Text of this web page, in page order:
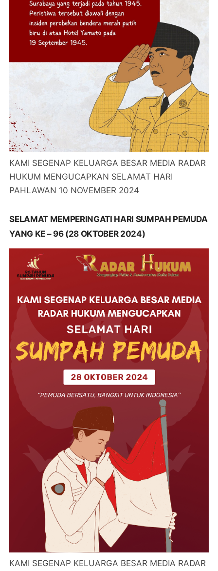
KAMI SEGENAP KELUARGA BESAR MEDIA RADAR
HUKUM MENGUCAPKAN SELAMAT HARI
PAHLAWAN 10 NOVEMBER 2024
SELAMAT MEMPERINGATI HARI SUMPAH PEMUDA
YANG KE – 96 (28 OKTOBER 2024)
KAMI SEGENAP KELUARGA BESAR MEDIA RADAR